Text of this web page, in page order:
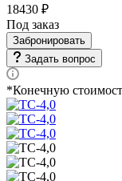
18430 ₽
Под заказ
Забронировать
Задать вопрос
*Конечную